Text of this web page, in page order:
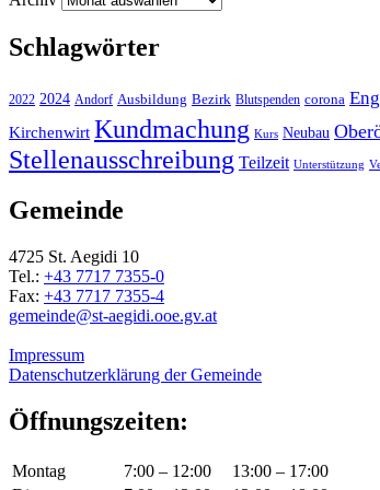
Schlagwörter
2022 2024 Andorf Ausbildung Bezirk Blutspenden corona
Kirchenwirt Kundmachung Kurs Neubau
Stellenausschreibung Teilzeit Unterstützung
Gemeinde
4725 St. Aegidi 10
Tel.: +43 7717 7355-0
Fax: +43 7717 7355-4
gemeinde@st-aegidi.ooe.gv.at
Impressum
Datenschutzerklärung der Gemeinde
Öffnungszeiten:
Montag 7:00 – 12:00
13:00 – 17:00